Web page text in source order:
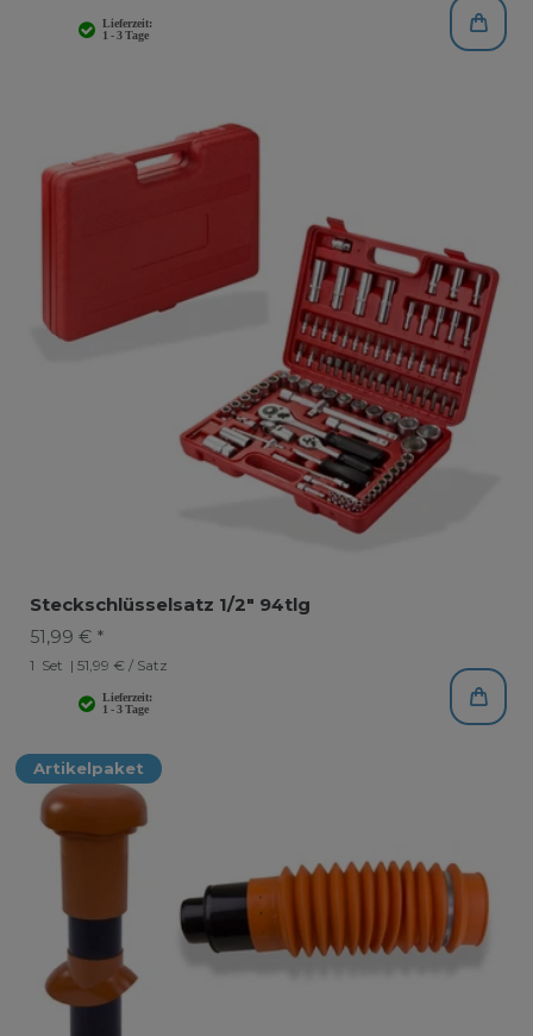
Steckschlüsselsatz 1/2" 94tlg
51,99 € *
1 Set | 51,99 € / Satz
Artikelpaket